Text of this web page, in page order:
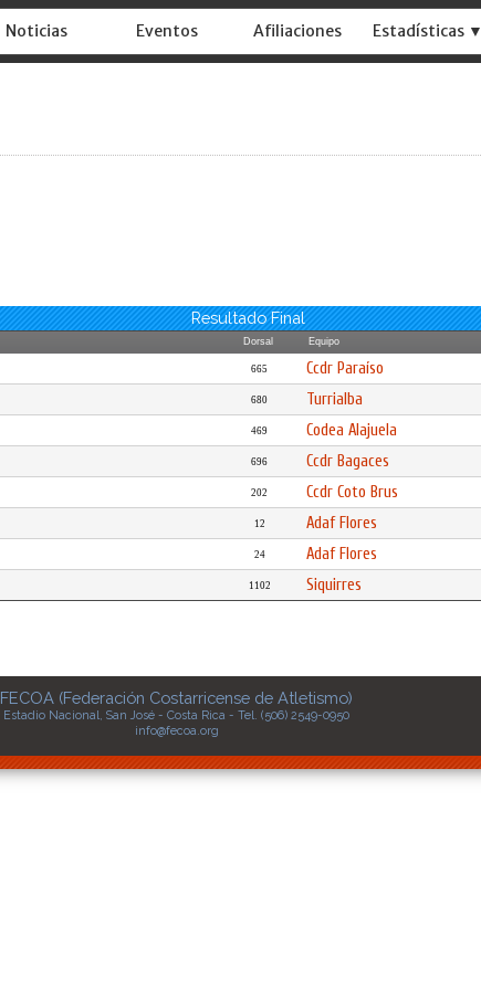
Noticias Eventos Afiliaciones Estadísticas ▼
Resultado Final
Dorsal Equipo
665 Ccdr Paraíso
680 Turrialba
469 Codea Alajuela
696 Ccdr Bagaces
202 Ccdr Coto Brus
12 Adaf Flores
24 Adaf Flores
1102 Siquirres
FECOA (Federación Costarricense de Atletismo)
Estadio Nacional, San José - Costa Rica - Tel. (506) 2549-0950
info@fecoa.org